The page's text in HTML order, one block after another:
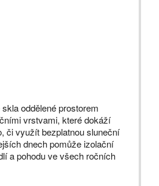
oddělené prostorem
vrstvami, které dokáží
či využít bezplatnou sluneční
dnech pomůže izolační
a pohodu ve všech ročních